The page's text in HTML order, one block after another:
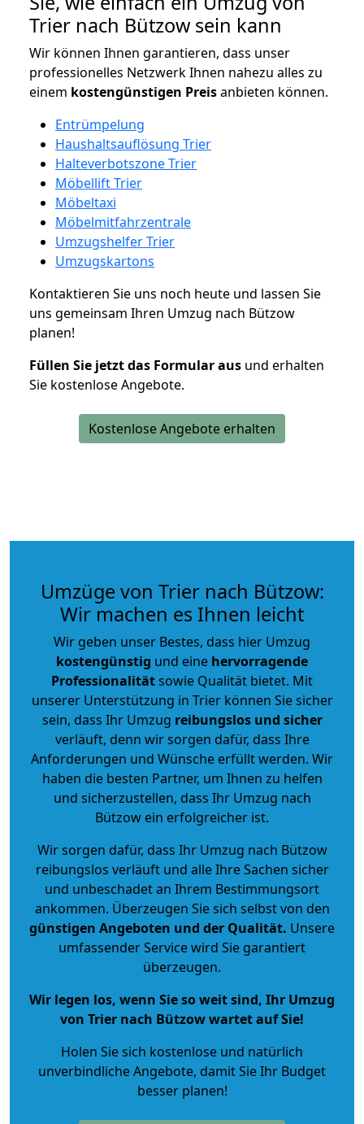
Trier nach Bützow sein kann
Wir können Ihnen garantieren, dass unser
professionelles Netzwerk Ihnen nahezu alles zu
einem kostengünstigen Preisanbieten können.
Entrümpelung
Haushaltsauflösung Trier
Halteverbotszone Trier
Möbellift Trier
Möbeltaxi
Möbelmitfahrzentrale
Umzugshelfer Trier
Umzugskartons
Kontaktieren Sie uns noch heute und lassen Sie
uns gemeinsam Ihren Umzug nach Bützow
planen!
Füllen Sie jetzt das Formular aus und erhalten
Sie kostenlose Angebote.
Kostenlose Angebote erhalten
Umzüge von Trier nach Bützow:
Wir machen es Ihnen leicht
Wir geben unser Bestes, dass hier Umzug
kostengünstig und eine hervorragende
Professionalitätsowie Qualität bietet. Mit
unserer Unterstützung in Trier können Sie sicher
sein, dass Ihr Umzug reibungslos und sicher
verläuft, denn wir sorgen dafür, dass Ihre
Anforderungen und Wünsche erfüllt werden. Wir
haben die besten Partner, um Ihnen zu helfen
und sicherzustellen, dass Ihr Umzug nach
Bützow ein erfolgreicher ist.
Wir sorgen dafür, dass Ihr Umzug nach Bützow
reibungslos verläuft und alle Ihre Sachen sicher
und unbeschadet an Ihrem Bestimmungsort
ankommen. Überzeugen Sie sich selbst von den
günstigen Angeboten und der Qualität. Unsere
umfassender Service wird Sie garantiert
überzeugen.
Wir legen los, wenn Sie so weit sind, Ihr Umzug
von Trier nach Bützow wartet auf Sie!
Holen Sie sich kostenlose und natürlich
unverbindliche Angebote, damit Sie Ihr Budget
besser planen!